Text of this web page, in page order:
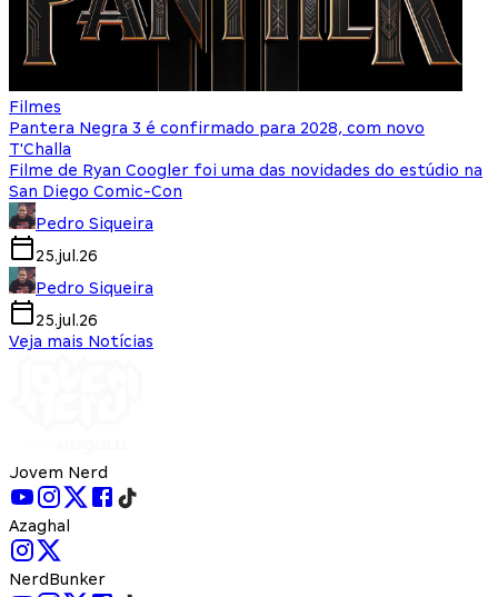
Filmes
Pantera Negra 3 é confirmado para 2028, com novo
T'Challa
Filme de Ryan Coogler foi uma das novidades do estúdio na
San Diego Comic-Con
Pedro Siqueira
25.jul.26
Pedro Siqueira
25.jul.26
Veja mais Notícias
Jovem Nerd
Azaghal
NerdBunker